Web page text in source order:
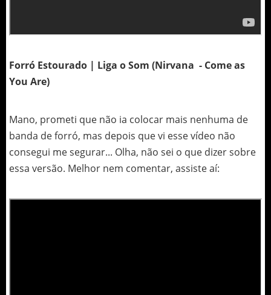
Forró Estourado | Liga o Som (Nirvana - Come as
You Are)
Mano, prometi que não ia colocar mais nenhuma de
banda de forró, mas depois que vi esse vídeo não
consegui me segurar... Olha, não sei o que dizer sobre
essa versão. Melhor nem comentar, assiste aí: